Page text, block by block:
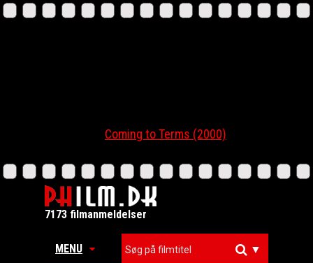
Coming to Terms (2000)
7173 filmanmeldelser
MENU ▼